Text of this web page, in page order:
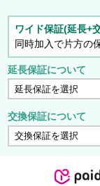
ワイド保証(延長+
同時加入で片方の
延長保証について
交換保証について